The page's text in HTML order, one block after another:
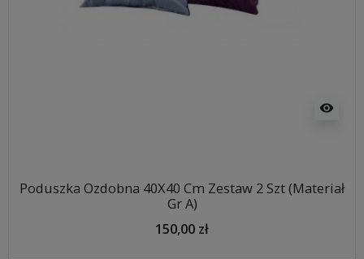
visibility
Poduszka Ozdobna 40X40 Cm Zestaw 2 Szt (Materiał
Gr A)
150,00 zł